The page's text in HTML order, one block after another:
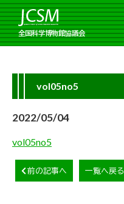
全国科学博物館協議会
vol05no5
2022/05/04
vol05no5
前の記事へ 一覧へ戻る